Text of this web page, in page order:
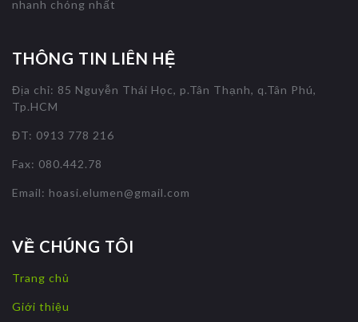
nhanh chóng nhất
THÔNG TIN LIÊN HỆ
Địa chỉ: 85 Nguyễn Thái Học, p.Tân Thạnh, q.Tân Phú,
Tp.HCM
ĐT: 0913 778 216
Fax: 080.442.78
Email: hoasi.elumen@gmail.com
VỀ CHÚNG TÔI
Trang chủ
Giới thiệu